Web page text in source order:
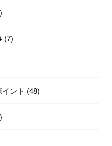
(7)
ント (48)